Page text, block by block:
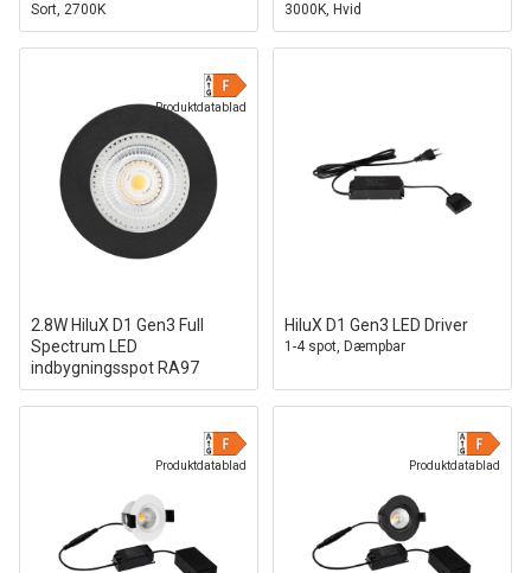
Sort, 2700K 3000K, Hvid
Produktdatablad
2.8W HiluX D1 Gen3 Full
Spectrum LED
indbygningsspot RA97
3000K, Sort
HiluX D1 Gen3 LED Driver
1-4 spot, Dæmpbar
Produktdatablad Produktdatablad